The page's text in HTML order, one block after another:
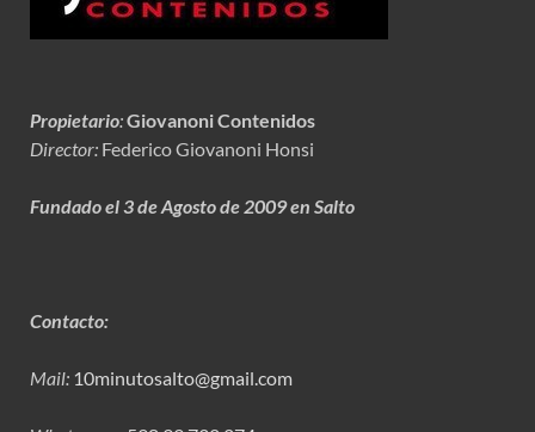
Propietario:Giovanoni Contenidos
Director: Federico Giovanoni Honsi
Fundado el 3 de Agosto de 2009 en Salto
Contacto:
Mail: 10minutosalto@gmail.com